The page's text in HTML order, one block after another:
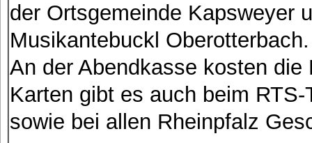
der Ortsgemeinde Kapsweyer
Musikantebuckl Oberotterbach.
An der Abendkasse kosten die
Karten gibt es auch beim
sowie bei allen Rheinpfalz